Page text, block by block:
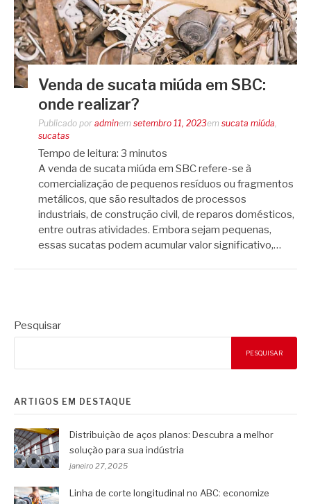
Venda de sucata miúda em SBC:
onde realizar?
Publicado por adminem setembro 11, 2023em sucata miúda,
sucatas
Tempo de leitura: 3 minutos
A venda de sucata miúda em SBC refere-se à
comercialização de pequenos resíduos ou fragmentos
metálicos, que são resultados de processos
industriais, de construção civil, de reparos domésticos,
entre outras atividades. Embora sejam pequenas,
essas sucatas podem acumular valor significativo,…
Pesquisar
PESQUISAR
ARTIGOS EM DESTAQUE
Distribuição de aços planos: Descubra a melhor
solução para sua indústria
janeiro 27, 2025
Linha de corte longitudinal no ABC: economize